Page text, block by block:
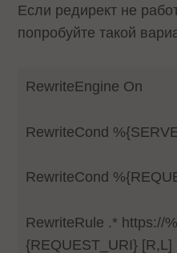
Если редирект не
попробуйте такой
RewriteEngine On
RewriteCond
RewriteCond
RewriteRule .* https://
{REQUEST_URI} [R,L]